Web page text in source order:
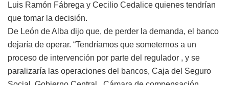
Luis Ramón Fábrega y Cecilio Cedalice quienes tendrían
que tomar la decisión.
De León de Alba dijo que, de perder la demanda, el banco
dejaría de operar. “Tendríamos que someternos a un
proceso de intervención por parte del regulador , y se
paralizaría las operaciones del bancos, Caja del Seguro